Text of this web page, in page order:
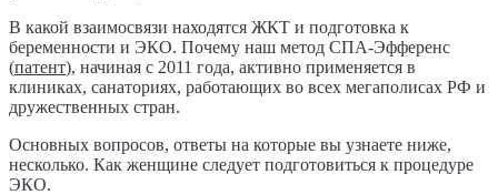
В какой взаимосвязи находятся ЖКТ и подготовка к
беременности и ЭКО. Почему наш метод СПА-Эфференс
(патент), начиная с 2011 года, активно применяется в
клиниках, санаториях, работающих во всех мегаполисах РФ и
дружественных стран.
Основных вопросов, ответы на которые вы узнаете ниже,
несколько. Как женщине следует подготовиться к процедуре
ЭКО.